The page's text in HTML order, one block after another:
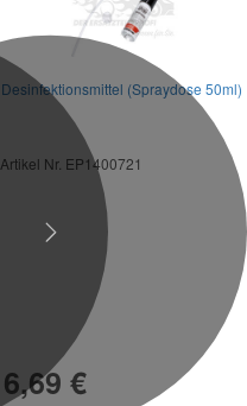
Desinfektionsmittel (Spraydose 50ml)
Artikel Nr. EP1400721
6,69 €
Next